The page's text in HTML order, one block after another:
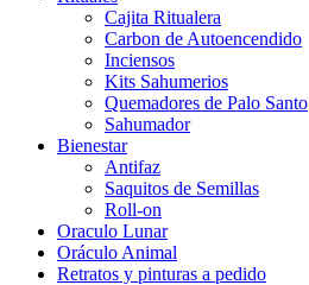
Cajita Ritualera
Carbon de Autoencendido
Inciensos
Kits Sahumerios
Quemadores de Palo Santo
Sahumador
Bienestar
Antifaz
Saquitos de Semillas
Roll-on
Oraculo Lunar
Oráculo Animal
Retratos y pinturas a pedido